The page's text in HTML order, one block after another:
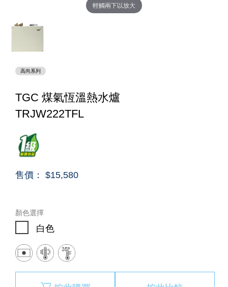
輕觸兩下以放大
高尚系列
TGC 煤氣恆溫熱水爐
TRJW222TFL
售價： $15,580
顏色選擇
白色